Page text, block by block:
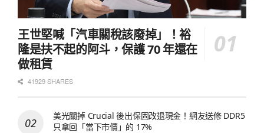
王世堅喊「汽車關稅該廢掉」！裕
隆是扶不起的阿斗，保護 70 年還在
做租賃
41929 SHARES
美光關掉 Crucial 後出保固改退現金！網友送修 DDR5
只拿回「當下市價」的 17%